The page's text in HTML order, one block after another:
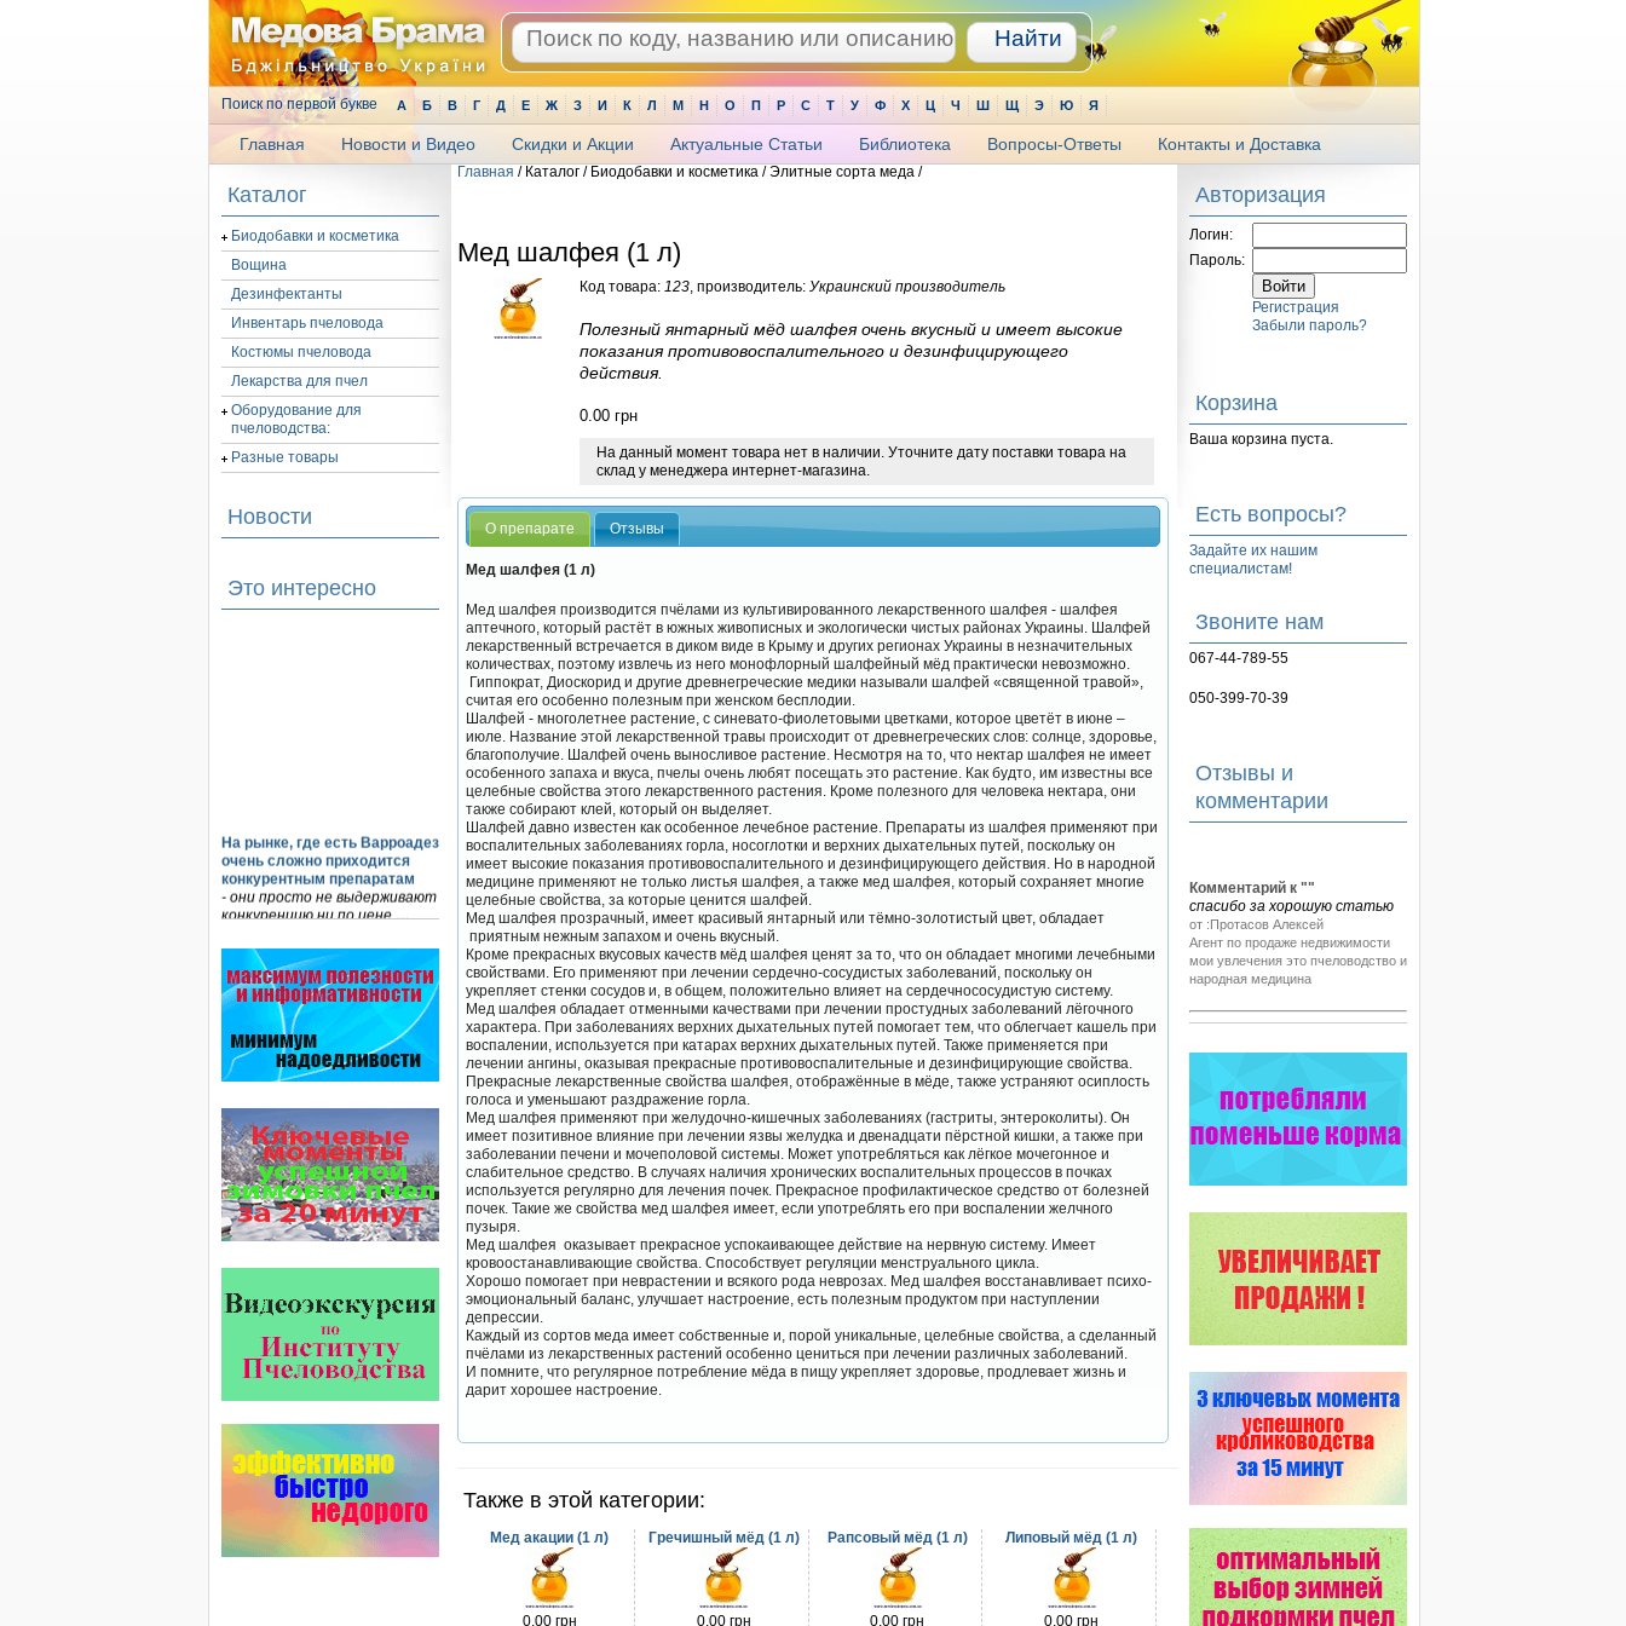
Поиск по первой букве А Б В Г Д Е Ж З И К Л М Н О П Р С Т У Ф Х Ц Ч Ш Щ Э Ю Я
Главная Новости и Видео Скидки и Акции Актуальные Статьи Библиотека Вопросы-Ответы Контакты и Доставка
Каталог
Биодобавки и косметика
Вощина
Дезинфектанты
Инвентарь пчеловода
Костюмы пчеловода
Лекарства для пчел
Оборудование для
пчеловодства:
Разные товары
Новости
Это интересно
На рынке, где есть Варроадез
очень сложно приходится
конкурентным препаратам
- они просто не выдерживают
конкуренцию ни по цене,…
Пчеловоды-долгожители
По результатам
статистического
исследования по
долгожителям старше 100
лет…
Безукоризненно сильное
комплексного оздоровления
от болезней пчел и
повышения рентабельности
пасеки.
Апидез, Варроадез, Амипол-Т,
Апирой, Апистоп, Бипин-Т,
Полисан и Гармония…
Язык танцев и звуков
помощью языка танцев и
звуков. Это…
Прополис играет решающую
роль в жизни пчелиной
безупречную чистоту улья,
или древесного дупла, где…
Пчёлы умеют считать до
Проведя серию
экспериментов, учёные
выяснили, что медоносные
Главная / Каталог / Биодобавки и косметика / Элитные сорта меда /
Мед шалфея (1 л)
Код товара: 123 , производитель: Украинский производитель
Полезный янтарный мёд шалфея очень вкусный и имеет высокие
показания противовоспалительного и дезинфицирующего
действия.
0.00 грн
На данный момент товара нет в наличии. Уточните дату поставки товара на
склад у менеджера интернет-магазина.
О препарате Отзывы
Мед шалфея (1 л)
Мед шалфея производится пчёлами из культивированного лекарственного шалфея - шалфея
аптечного, который растёт в южных живописных и экологически чистых районах Украины. Шалфей
лекарственный встречается в диком виде в Крыму и других регионах Украины в незначительных
количествах, поэтому извлечь из него монофлорный шалфейный мёд практически невозможно.
Гиппократ, Диоскорид и другие древнегреческие медики называли шалфей «священной травой»,
считая его особенно полезным при женском бесплодии.
Шалфей - многолетнее растение, с синевато-фиолетовыми цветками, которое цветёт в июне –
июле. Название этой лекарственной травы происходит от древнегреческих слов: солнце, здоровье,
благополучие. Шалфей очень выносливое растение. Несмотря на то, что нектар шалфея не имеет
особенного запаха и вкуса, пчелы очень любят посещать это растение. Как будто, им известны все
целебные свойства этого лекарственного растения. Кроме полезного для человека нектара, они
также собирают клей, который он выделяет.
Шалфей давно известен как особенное лечебное растение. Препараты из шалфея применяют при
воспалительных заболеваниях горла, носоглотки и верхних дыхательных путей, поскольку он
имеет высокие показания противовоспалительного и дезинфицирующего действия. Но в народной
медицине применяют не только листья шалфея, а также мед шалфея, который сохраняет многие
целебные свойства, за которые ценится шалфей.
Мед шалфея прозрачный, имеет красивый янтарный или тёмно-золотистый цвет, обладает
приятным нежным запахом и очень вкусный.
Кроме прекрасных вкусовых качеств мёд шалфея ценят за то, что он обладает многими лечебными
свойствами. Его применяют при лечении сердечно-сосудистых заболеваний, поскольку он
укрепляет стенки сосудов и, в общем, положительно влияет на сердечнососудистую систему.
Мед шалфея обладает отменными качествами при лечении простудных заболеваний лёгочного
характера. При заболеваниях верхних дыхательных путей помогает тем, что облегчает кашель при
воспалении, используется при катарах верхних дыхательных путей. Также применяется при
лечении ангины, оказывая прекрасные противовоспалительные и дезинфицирующие свойства.
Прекрасные лекарственные свойства шалфея, отображённые в мёде, также устраняют осиплость
голоса и уменьшают раздражение горла.
Мед шалфея применяют при желудочно-кишечных заболеваниях (гастриты, энтероколиты). Он
имеет позитивное влияние при лечении язвы желудка и двенадцати пёрстной кишки, а также при
заболевании печени и мочеполовой системы. Может употребляться как лёгкое мочегонное и
слабительное средство. В случаях наличия хронических воспалительных процессов в почках
используется регулярно для лечения почек. Прекрасное профилактическое средство от болезней
почек. Такие же свойства мед шалфея имеет, если употреблять его при воспалении желчного
пузыря.
Мед шалфея оказывает прекрасное успокаивающее действие на нервную систему. Имеет
кровоостанавливающие свойства. Способствует регуляции менструального цикла.
Хорошо помогает при неврастении и всякого рода неврозах. Мед шалфея восстанавливает психо-
эмоциональный баланс, улучшает настроение, есть полезным продуктом при наступлении
депрессии.
Каждый из сортов меда имеет собственные и, порой уникальные, целебные свойства, а сделанный
пчёлами из лекарственных растений особенно цениться при лечении различных заболеваний.
И помните, что регулярное потребление мёда в пищу укрепляет здоровье, продлевает жизнь и
дарит хорошее настроение.
Также в этой категории:
Мед акации (1 л)
0.00 грн
Гречишный мёд (1 л)
0.00 грн
Рапсовый мёд (1 л)
0.00 грн
Липовый мёд (1 л)
0.00 грн
Авторизация
Логин:
Пароль:
Регистрация
Забыли пароль?
Корзина
Ваша корзина пуста.
Есть вопросы?
Задайте их нашим
специалистам!
Звоните нам
067-44-789-55
050-399-70-39
Отзывы и
комментарии
Комментарий к ""
спасибо за хорошую статью
от :Протасов Алексей
Агент по продаже недвижимости
мои увлечения это пчеловодство и
народная медицина